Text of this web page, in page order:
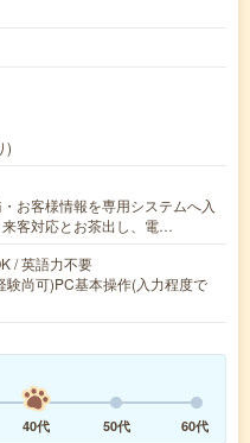
)
お客様情報を専用システムへ入
客対応とお茶出し、電…
/ 英語力不要
験尚可)PC基本操作(入力程度で
40代 50代 60代